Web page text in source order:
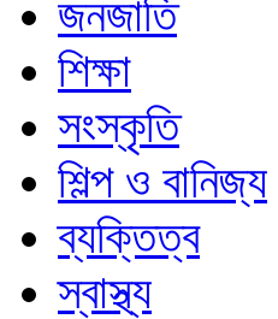
জনজাতি
শিক্ষা
সংস্কৃতি
শিল্প ও বানিজ্য
ব্যক্তিত্ব
স্বাস্থ্য